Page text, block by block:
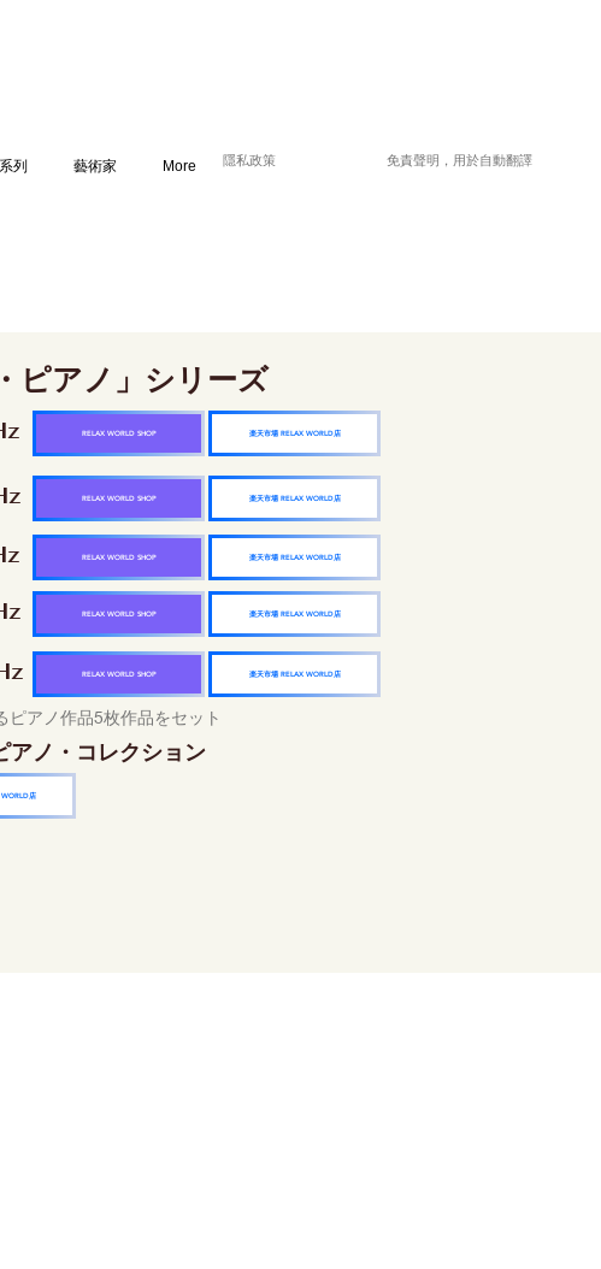
列 藝術家 More 隱私政策 免責聲明，用於自動翻譯
ピアノ」シリーズ
楽天市場 RELAX WORLD店
RELAX WORLD SHOP
楽天市場 RELAX WORLD店
RELAX WORLD SHOP
楽天市場 RELAX WORLD店
RELAX WORLD SHOP
楽天市場 RELAX WORLD店
RELAX WORLD SHOP
楽天市場 RELAX WORLD店
RELAX WORLD SHOP
ピアノ作品5枚作品をセット
アノ・コレクション
店